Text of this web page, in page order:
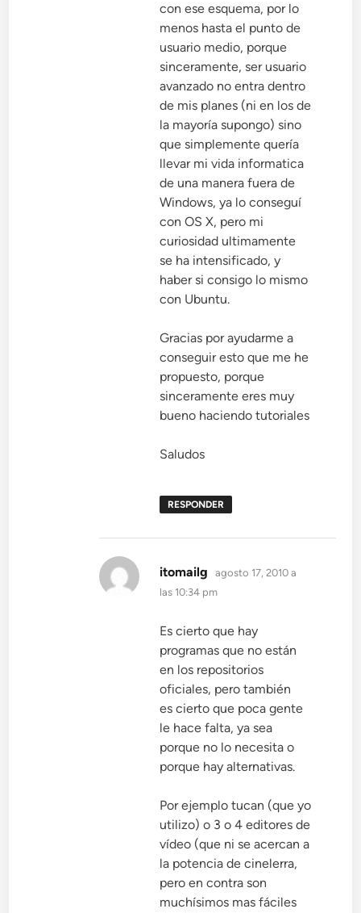
con ese esquema, por lo
menos hasta el punto de
usuario medio, porque
sinceramente, ser usuario
avanzado no entra dentro
de mis planes (ni en los de
la mayoría supongo) sino
que simplemente quería
llevar mi vida informatica
de una manera fuera de
Windows, ya lo conseguí
con OS X, pero mi
curiosidad ultimamente
se ha intensificado, y
haber si consigo lo mismo
con Ubuntu.
Gracias por ayudarme a
conseguir esto que me he
propuesto, porque
sinceramente eres muy
bueno haciendo tutoriales
Saludos
RESPONDER
itomailg dice:
agosto 17, 2010 a
las 10:34 pm
Es cierto que hay
programas que no están
en los repositorios
oficiales, pero también
es cierto que poca gente
le hace falta, ya sea
porque no lo necesita o
porque hay alternativas.
Por ejemplo tucan (que yo
utilizo) o 3 o 4 editores de
vídeo (que ni se acercan a
la potencia de cinelerra,
pero en contra son
muchísimos mas fáciles